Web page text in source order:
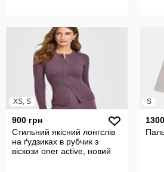
XS, S
900 грн
Стильний якісний лонгслів
на ґудзиках в рубчик з
віскози oner active, новий
S